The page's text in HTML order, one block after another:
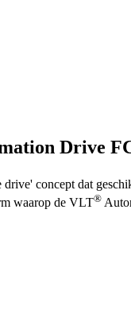
Drive
concept dat
waarop de VLT®